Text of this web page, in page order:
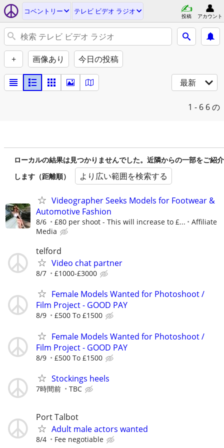
コベントリー テレビ ビデオ ラジオ
投稿 アカウント
+ 画像あり 今日の投稿
最新
1 - 6 6 の
ローカルの結果は見つかりませんでした。近隣からの一部をご紹介
します（距離順）
より広い範囲を検索する
Videographer Seeks Models for Footwear &
Automotive Fashion
8/6 £80 per shoot - This will increase to £...
Affiliate
Media
telford
Video chat partner
8/7 £1000-£3000
Female Models Wanted for Photoshoot /
Film Project - GOOD PAY
8/9 £500 To £1500
Female Models Wanted for Photoshoot /
Film Project - GOOD PAY
8/9 £500 To £1500
Stockings heels
7時間前 TBC
Port Talbot
Adult male actors wanted
8/4 Fee negotiable